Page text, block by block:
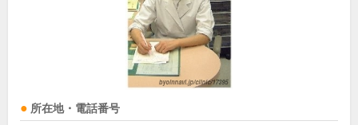
所在地・電話番号